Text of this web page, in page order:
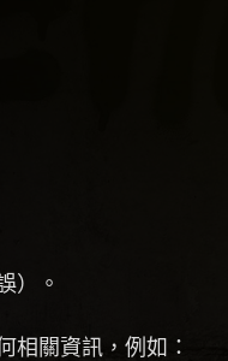
）。
相關資訊，例如：